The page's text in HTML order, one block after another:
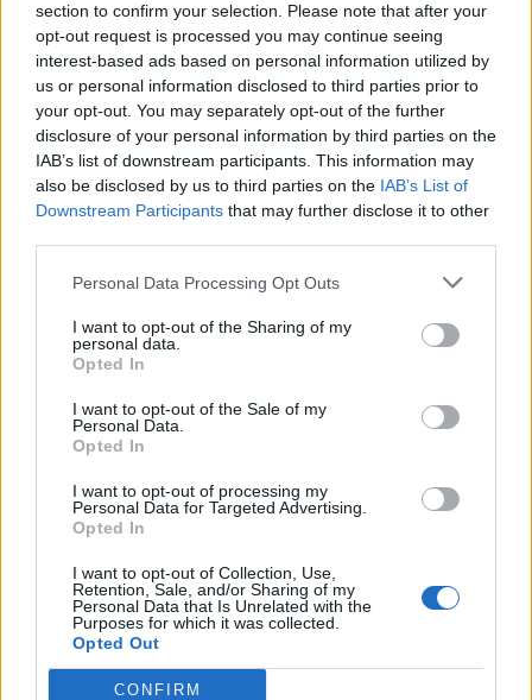
section to confirm your selection. Please note that after your
opt-out request is processed you may continue seeing
interest-based ads based on personal information utilized by
us or personal information disclosed to third parties prior to
your opt-out. You may separately opt-out of the further
disclosure of your personal information by third parties on the
IAB’s list of downstream participants. This information may
also be disclosed by us to third parties on the IAB’s List of
Downstream Participants that may further disclose it to other
Personal Data Processing Opt Outs
I want to opt-out of the Sharing of my
personal data.
Opted In
I want to opt-out of the Sale of my
Personal Data.
Opted In
I want to opt-out of processing my
Personal Data for Targeted Advertising.
Opted In
I want to opt-out of Collection, Use,
Retention, Sale, and/or Sharing of my
Personal Data that Is Unrelated with the
Purposes for which it was collected.
Opted Out
CONFIRM
Klaipėdos pulsas
Klaipėdoje - prancūzų
laivas, kuriame galima
išgirsti banginių ir delfinų
skleidžiamus garsus(1)
Klaipėdos pulsas
Nusitrynęs ženklinimas
klaidina vairuotojus:
atnaujins tik baigus
prospekto rekonstrukciją
(4)
Lietuva
Čmilytė-Nielsen
neatmeta idėjos
kandidatuoti į
prezidentus
Ugniagesiai dėl audros
nuverstų medžių į
50 kartų